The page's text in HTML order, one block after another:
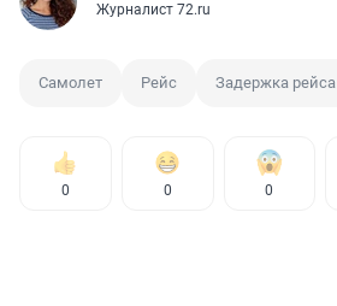
Журналист 72.ru
Самолет Рейс Задержка рейса
0 0 0